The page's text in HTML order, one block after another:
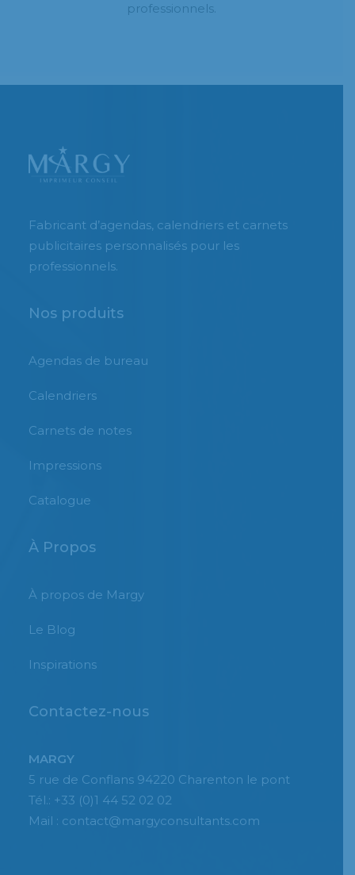
professionnels.
Fabricant d’agendas, calendriers et carnets
publicitaires personnalisés pour les
professionnels.
Nos produits
Agendas de bureau
Calendriers
Carnets de notes
Impressions
Catalogue
À Propos
À propos de Margy
Le Blog
Inspirations
Contactez-nous
MARGY
5 rue de Conflans 94220 Charenton le pont
Tél.: +33 (0)1 44 52 02 02
Mail : contact@margyconsultants.com